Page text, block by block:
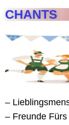
CHANTS
–
– Freunde Fürs